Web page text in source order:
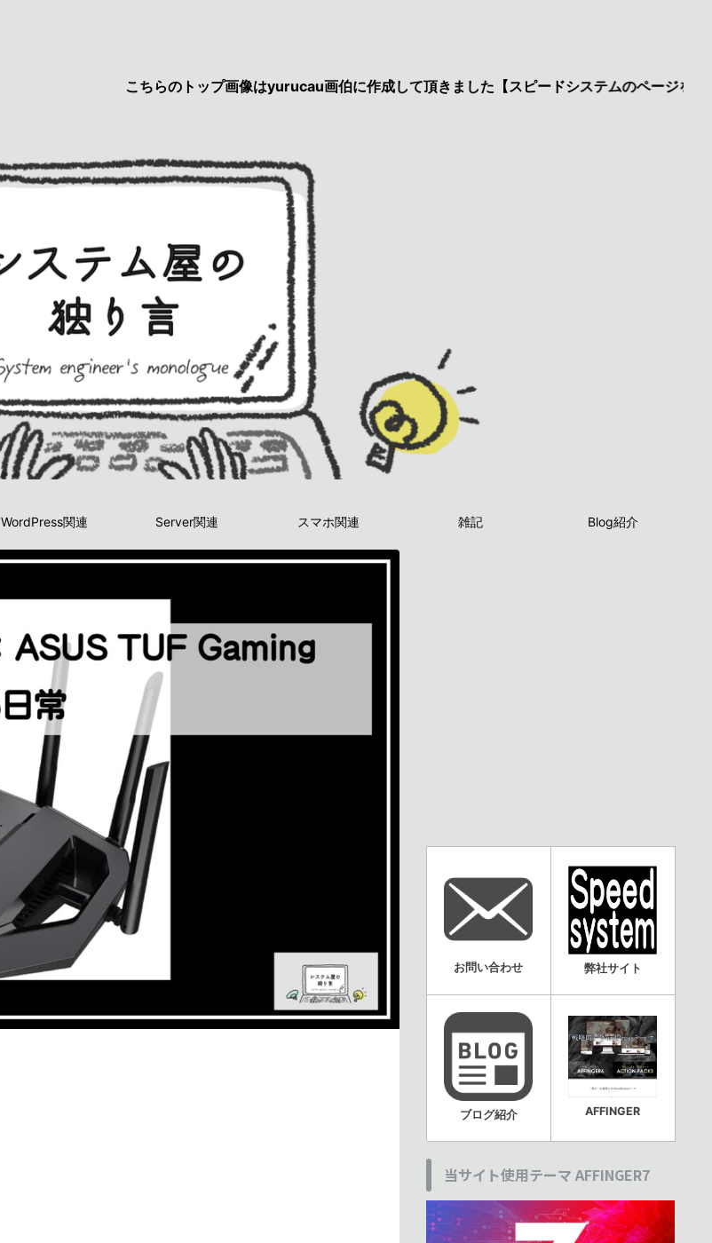
こちらのトップ画像はyurucau画伯に作成して頂きました【スピードシステムのページを見た】で
WordPress関連 Server関連 スマホ関連 雑記 Blog紹介
お問い合わせ 弊社サイト
ブログ紹介 AFFINGER
当サイト使用テーマ AFFINGER7